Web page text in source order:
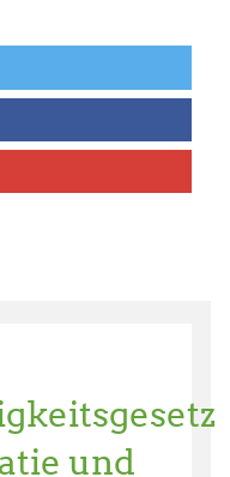
und